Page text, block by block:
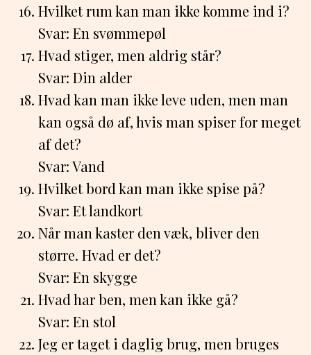
Hvilket rum kan man ikke komme ind i?
Svar: En svømmepøl
Hvad stiger, men aldrig står?
Svar: Din alder
Hvad kan man ikke leve uden, men man
kan også dø af, hvis man spiser for meget
af det?
Svar: Vand
Hvilket bord kan man ikke spise på?
Svar: Et landkort
Når man kaster den væk, bliver den
større. Hvad er det?
Svar: En skygge
Hvad har ben, men kan ikke gå?
Svar: En stol
Jeg er taget i daglig brug, men bruges